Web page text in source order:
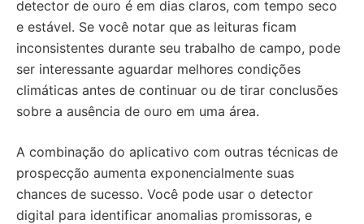
detector de ouro é em dias claros, com tempo seco
e estável. Se você notar que as leituras ficam
inconsistentes durante seu trabalho de campo, pode
ser interessante aguardar melhores condições
climáticas antes de continuar ou de tirar conclusões
sobre a ausência de ouro em uma área.
A combinação do aplicativo com outras técnicas de
prospecção aumenta exponencialmente suas
chances de sucesso. Você pode usar o detector
digital para identificar anomalias promissoras, e